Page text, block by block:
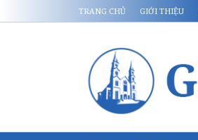
TRANG CHỦ GIỚI THIỆU